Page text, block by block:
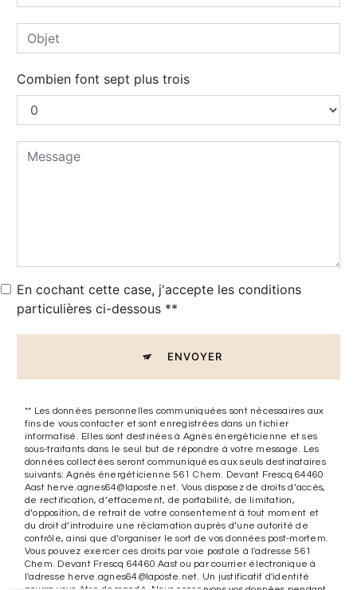
Combien font sept plus trois
En cochant cette case, j'accepte les conditions
particulières ci-dessous **
ENVOYER
** Les données personnelles communiquées sont nécessaires aux
fins de vous contacter et sont enregistrées dans un fichier
informatisé. Elles sont destinées à Agnès énergéticienne et ses
sous-traitants dans le seul but de répondre à votre message. Les
données collectées seront communiquées aux seuls destinataires
suivants: Agnès énergéticienne 561 Chem. Devant Frescq 64460
Aast herve.agnes64@laposte.net. Vous disposez de droits d’accès,
de rectification, d’effacement, de portabilité, de limitation,
d’opposition, de retrait de votre consentement à tout moment et
du droit d’introduire une réclamation auprès d’une autorité de
contrôle, ainsi que d’organiser le sort de vos données post-mortem.
Vous pouvez exercer ces droits par voie postale à l'adresse 561
Chem. Devant Frescq 64460 Aast ou par courrier électronique à
l'adresse herve.agnes64@laposte.net. Un justificatif d'identité